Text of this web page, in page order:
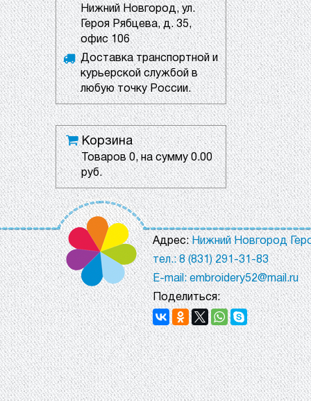
Нижний Новгород, ул.
Героя Рябцева, д. 35,
офис 106
Доставка транспортной и
курьерской службой в
любую точку России.
Корзина
Товаров0, на сумму0.00
руб.
Адрес:Нижний Новгород
тел.: 8 (831) 291-31-83
E-mail: embroidery52@mail.ru
Поделиться: